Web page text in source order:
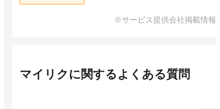
※サービス提供会社掲載情報
マイリク に関するよくある質問